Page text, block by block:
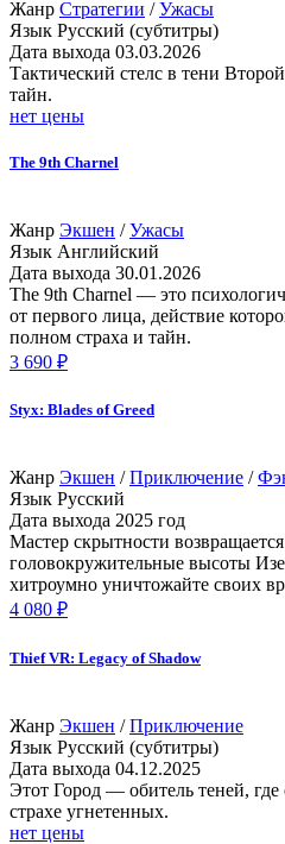
Жанр Стратегии /Ужасы
Язык Русский (субтитры)
Дата выхода 03.03.2026
Тактический стелс в тени
тайн.
нет цены
The 9th Charnel
Жанр Экшен /Ужасы
Язык Английский
Дата выхода 30.01.2026
The 9th Charnel — это
от первого лица, действие
полном страха и тайн.
3 690 ₽
Styx: Blades of Greed
Жанр Экшен /Приключение /
Язык Русский
Дата выхода 2025 год
Мастер скрытности
головокружительные высоты
хитроумно уничтожайте своих
4 080 ₽
Thief VR: Legacy of Shadow
Жанр Экшен /Приключение
Язык Русский (субтитры)
Дата выхода 04.12.2025
Этот Город — обитель теней,
страхе угнетенных.
нет цены